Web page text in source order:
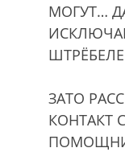
МОГУТ…
ЗАТО
КОНТАКТ